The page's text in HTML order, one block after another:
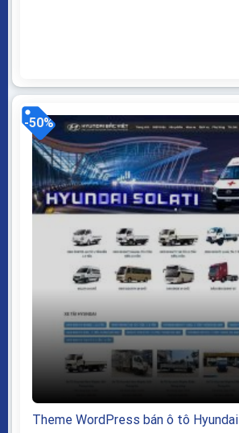
-50%
Theme WordPress bán ô tô Hyundai